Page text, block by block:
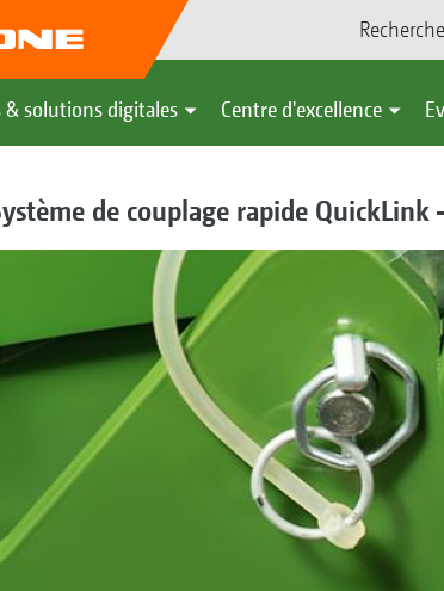
& solutions digitales Centre d'excellence
de couplage rapide